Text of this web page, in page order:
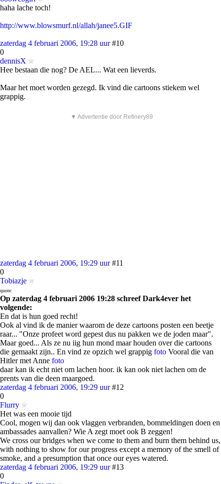
haha lache toch!
http://www.blowsmurf.nl/allah/janee5.GIF
zaterdag 4 februari 2006, 19:28 uur #10
0
dennisX
Hee bestaan die nog? De AEL... Wat een lieverds.
Maar het moet worden gezegd. Ik vind die cartoons stiekem wel
grappig.
▼ Advertentie door Refinery89
zaterdag 4 februari 2006, 19:29 uur #11
0
Tobiazje
quote:
Op zaterdag 4 februari 2006 19:28 schreef Dark4ever het
volgende:
En dat is hun goed recht!
Ook al vind ik de manier waarom de deze cartoons posten een beetje
raar... "Onze profeet word gepest dus nu pakken we de joden maar".
Maar goed... Als ze nu iig hun mond maar houden over die cartoons
die gemaakt zijn.. En vind ze opzich wel grappig foto Vooral die van
Hitler met Anne foto
daar kan ik echt niet om lachen hoor. ik kan ook niet lachen om de
prents van die deen maargoed.
zaterdag 4 februari 2006, 19:29 uur #12
0
Flurry
Het was een mooie tijd
Cool, mogen wij dan ook vlaggen verbranden, bommeldingen doen en
ambassades aanvallen? Wie A zegt moet ook B zeggen!
We cross our bridges when we come to them and burn them behind us,
with nothing to show for our progress except a memory of the smell of
smoke, and a presumption that once our eyes watered.
zaterdag 4 februari 2006, 19:29 uur #13
0